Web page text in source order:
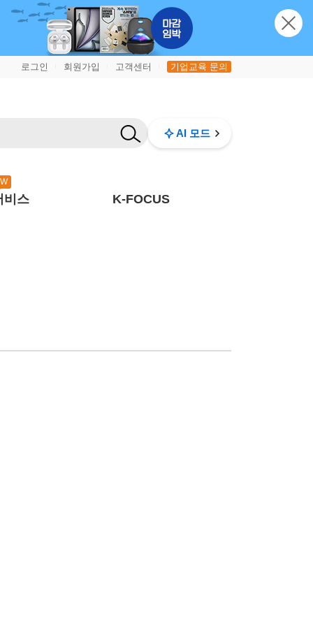
로그인 회원가입 고객센터 기업교육 문의
AI 모드
비스 K-FOCUS